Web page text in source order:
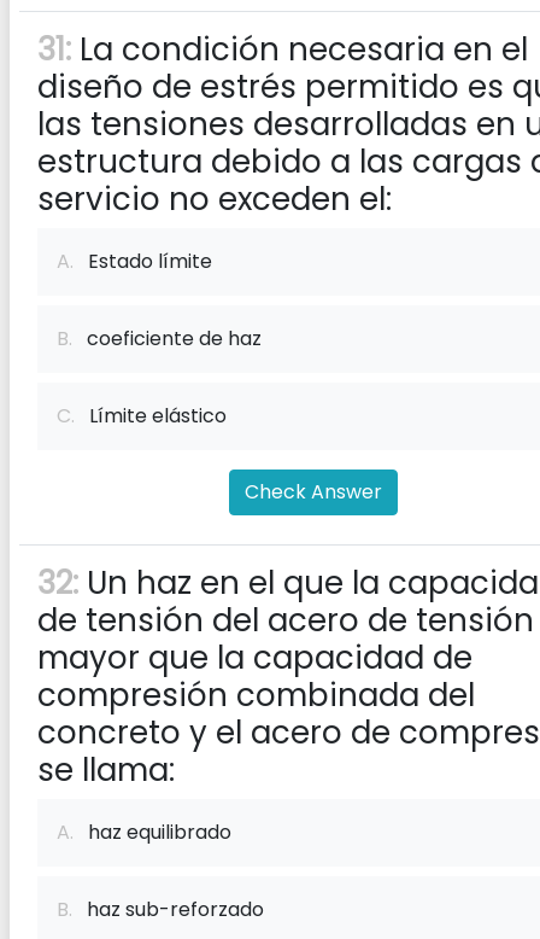
31: La condición necesaria en el
diseño de estrés permitido es
las tensiones desarrolladas en
estructura debido a las cargas
servicio no exceden el:
A. Estado límite
B. coeficiente de haz
C. Límite elástico
Check Answer
32: Un haz en el que la
de tensión del acero de tensión
mayor que la capacidad de
compresión combinada del
concreto y el acero de
se llama:
A. haz equilibrado
B. haz sub-reforzado